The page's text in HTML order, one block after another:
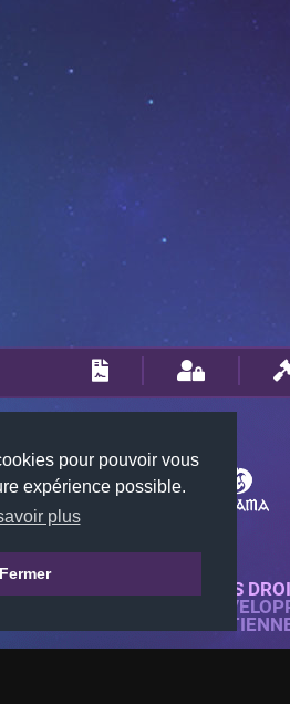
pour pouvoir vous
expérience possible.
plus
Fermer
2018-2026 KTARENA. TOUS
WEB ENTIÈREMENT
LES IMAGES